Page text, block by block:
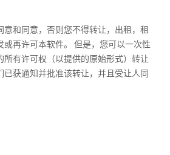
意和同意，否则您不得转让，出租，租
或再许可本软件。 但是，您可以一次性
所有许可权（以提供的原始形式）转让
已获通知并批准该转让，并且受让人同